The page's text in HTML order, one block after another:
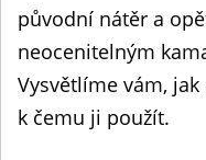
původní nátěr a
neocenitelným
Vysvětlíme vám,
k čemu ji použít.